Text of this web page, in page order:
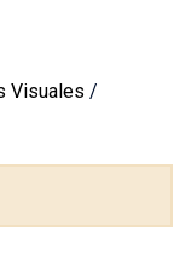
Visuales /